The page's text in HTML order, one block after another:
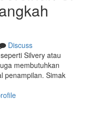
Discuss
Silvery atau
membutuhkan
penampilan. Simak